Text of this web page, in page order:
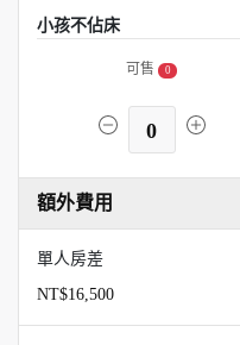
小孩不佔床
可售 0
0
額外費用
單人房差
NT$16,500